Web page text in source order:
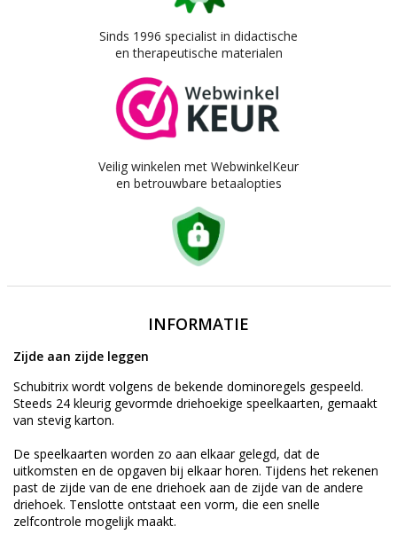
Sinds 1996 specialist in didactische
en therapeutische materialen
Veilig winkelen met WebwinkelKeur
en betrouwbare betaalopties
INFORMATIE
Zijde aan zijde leggen
Schubitrix wordt volgens de bekende dominoregels gespeeld.
Steeds 24 kleurig gevormde driehoekige speelkaarten, gemaakt
van stevig karton.
De speelkaarten worden zo aan elkaar gelegd, dat de
uitkomsten en de opgaven bij elkaar horen. Tijdens het rekenen
past de zijde van de ene driehoek aan de zijde van de andere
driehoek. Tenslotte ontstaat een vorm, die een snelle
zelfcontrole mogelijk maakt.